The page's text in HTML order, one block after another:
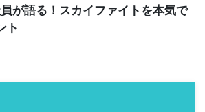
が語る！スカイファイトを本気で
ト